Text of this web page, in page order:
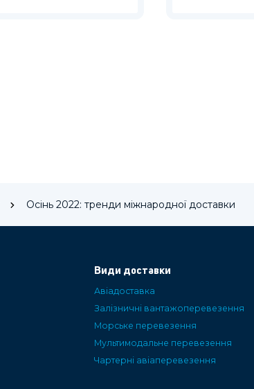
Осінь 2022: тренди міжнародної доставки
Види доставки
Авіадоставка
Залізничні вантажоперевезення
Морське перевезення
Мультимодальне перевезення
Чартерні авіаперевезення